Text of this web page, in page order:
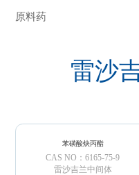
原料药
雷沙
苯磺酸炔丙酯
CAS NO：6165-75-9
雷沙吉兰中间体